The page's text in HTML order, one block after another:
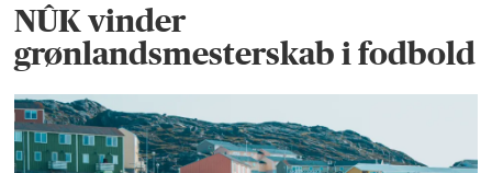
NÛK vinder
grønlandsmesterskab i fodbold